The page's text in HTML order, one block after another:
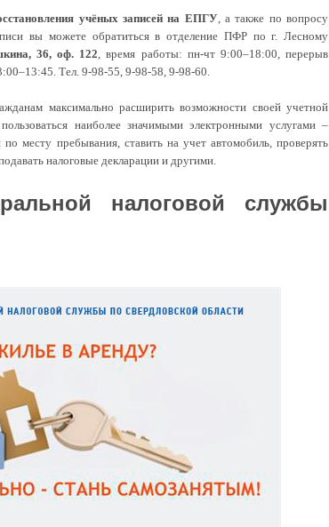
учёных записей на ЕПГУ, а также по вопросу
вы можете обратиться в отделение ПФР по г. Лесному
36, оф. 122, время работы: пн-чт 9:00–18:00, перерыв
Тел. 9-98-55, 9-98-58, 9-98-60.
максимально расширить возможности своей учетной
наиболее значимыми электронными услугами –
по месту пребывания, ставить на учет автомобиль, проверять
налоговые декларации и другими.
налоговой службы